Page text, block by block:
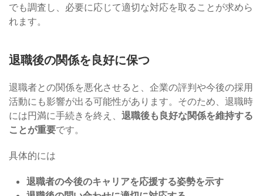
でも調査し、必要に応じて適切な対応を取ることが求めら
れます。
退職後の関係を良好に保つ
退職者との関係を悪化させると、企業の評判や今後の採用
活動にも影響が出る可能性があります。そのため、退職時
には円満に手続きを終え、 退職後も良好な関係を維持する
ことが重要です。
具体的には
退職者の今後のキャリアを応援する姿勢を示す